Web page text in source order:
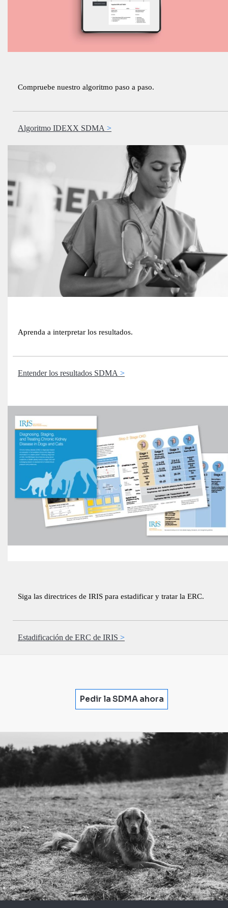
Compruebe nuestro algoritmo paso a paso.
Algoritmo IDEXX SDMA
Aprenda a interpretar los resultados.
Entender los resultados SDMA
Siga las directrices de IRIS para estadificar y tratar la ERC.
Estadificación de ERC de IRIS
Pedir la SDMA ahora